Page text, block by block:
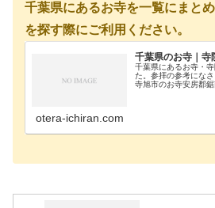
千葉県にあるお寺を一覧にまと
を探す際にご利用ください。
千葉県のお寺｜寺
千葉県にあるお寺・
た。参拝の参考にな
寺旭市のお寺安房郡
otera-ichiran.com